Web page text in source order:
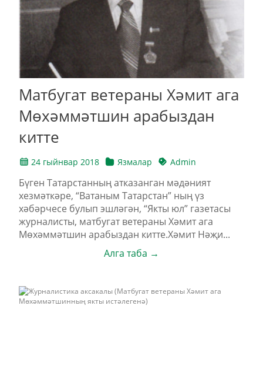
Матбугат ветераны Хәмит ага
Мөхәммәтшин арабыздан
китте
24 гыйнвар 2018 Язмалар Admin
Бүген Татарстанның атказанган мәдәният
хезмәткәре, “Ватаным Татарстан” ның үз
хәбәрчесе булып эшләгән, “Якты юл” газетасы
журналисты, матбугат ветераны Хәмит ага
Мөхәммәтшин арабыздан китте.Хәмит Нәҗи...
Алга таба →